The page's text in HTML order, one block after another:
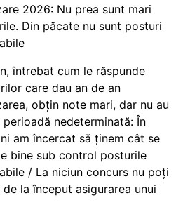
2026: Nu prea sunt mari
Din păcate nu sunt posturi
întrebat cum le răspunde
care dau an de an
obțin note mari, dar nu au
nedeterminată: În
am încercat să ținem cât se
bine sub control posturile
/ La niciun concurs nu poți
la început asigurarea unui